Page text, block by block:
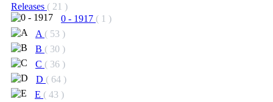
Releases ( 21 )
0 - 1917 ( 1 )
A ( 53 )
B ( 30 )
C ( 36 )
D ( 64 )
E ( 43 )